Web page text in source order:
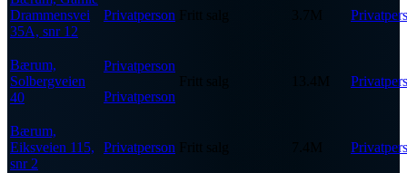
Drammensvei
35A, snr 12
Privatperson Fritt salg
Bærum,
Solbergveien
40
Privatperson
Privatperson
Fritt salg
Bærum,
Eiksveien 115,
snr 2
Privatperson Fritt salg